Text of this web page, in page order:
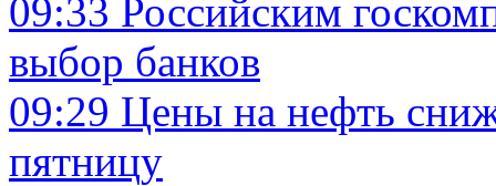
09:33 Российским
выбор банков
09:29 Цены на нефть
пятницу